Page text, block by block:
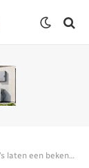
bekend ontwerp zien